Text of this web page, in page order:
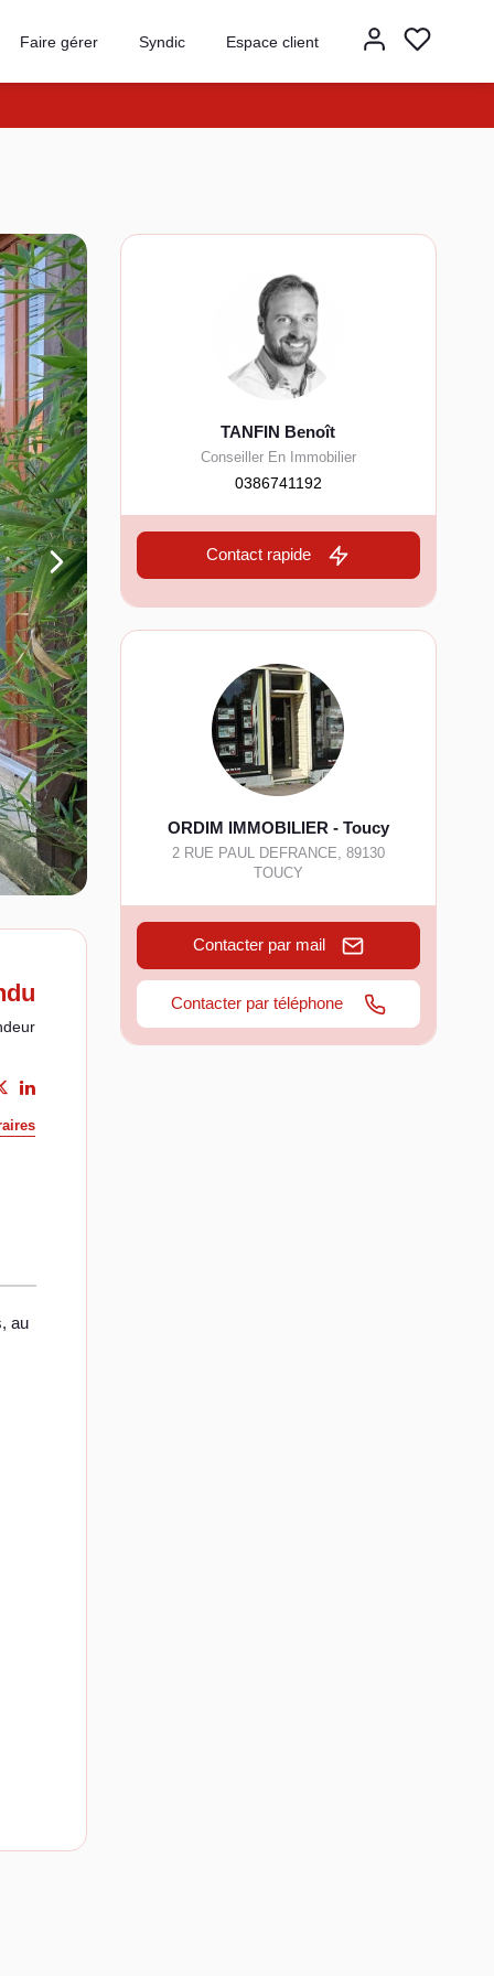
Faire gérer Syndic Espace client
au
TANFIN Benoît
Conseiller En Immobilier
0386741192
Contact rapide
ORDIM IMMOBILIER - Toucy
2 RUE PAUL DEFRANCE, 89130
TOUCY
Contacter par mail
Contacter par téléphone